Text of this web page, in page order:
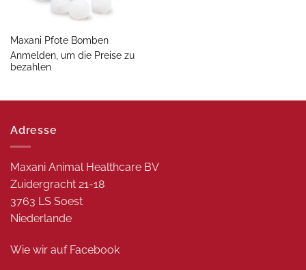
Maxani Pfote Bomben
Anmelden, um die Preise zu
bezahlen
Adresse
Maxani Animal Healthcare BV
Zuidergracht 21-18
3763 LS Soest
Niederlande
Wie wir auf Facebook